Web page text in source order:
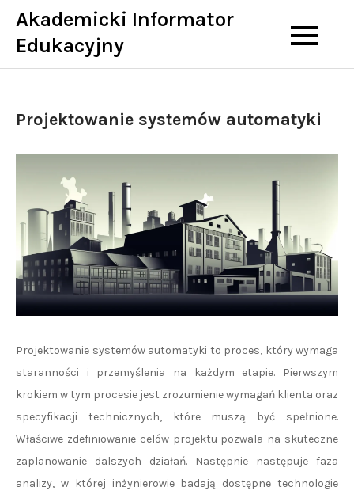
Skip
content
Akademicki Informator
Edukacyjny
Projektowanie systemów automatyki
Projektowanie systemów automatyki to proces, który wymaga
staranności i przemyślenia na każdym etapie. Pierwszym
krokiem w tym procesie jest zrozumienie wymagań klienta oraz
specyfikacji technicznych, które muszą być spełnione.
Właściwe zdefiniowanie celów projektu pozwala na skuteczne
zaplanowanie dalszych działań. Następnie następuje faza
analizy, w której inżynierowie badają dostępne technologie